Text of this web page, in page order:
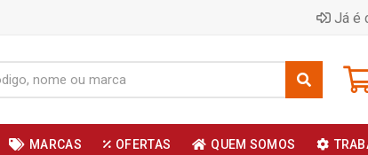
Já é
MARCAS OFERTAS QUEM SOMOS